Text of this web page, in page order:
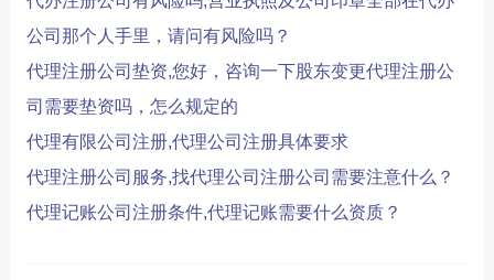
公司那个人手里，请问有风险吗？
代理注册公司垫资,您好，咨询一下股东变更代理注册公
司需要垫资吗，怎么规定的
代理有限公司注册,代理公司注册具体要求
代理注册公司服务,找代理公司注册公司需要注意什么？
代理记账公司注册条件,代理记账需要什么资质？